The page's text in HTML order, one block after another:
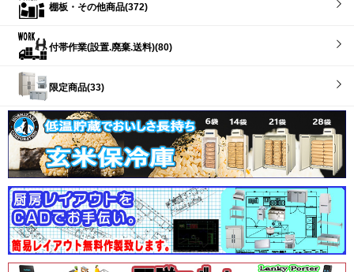
棚板・その他商品(372)
付帯作業(設置.廃棄.送料)(80)
限定商品(33)